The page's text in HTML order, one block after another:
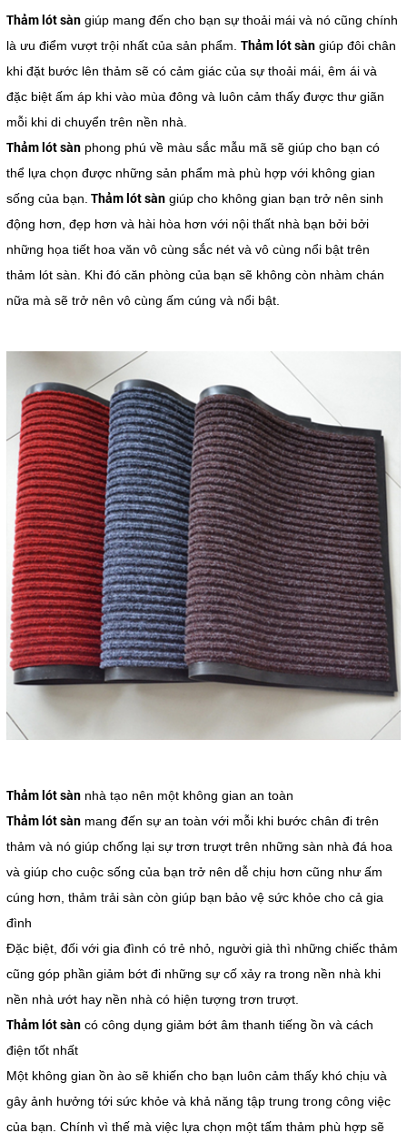
Thảm lót sàngiúp mang đến cho bạn sự thoải mái và nó cũng chính
là ưu điểm vượt trội nhất của sản phẩm. Thảm lót sàngiúp đôi chân
khi đặt bước lên thảm sẽ có cảm giác của sự thoải mái, êm ái và
đặc biệt ấm áp khi vào mùa đông và luôn cảm thấy được thư giãn
mỗi khi di chuyển trên nền nhà.
Thảm lót sànphong phú về màu sắc mẫu mã sẽ giúp cho bạn có
thể lựa chọn được những sản phẩm mà phù hợp với không gian
sống của bạn. Thảm lót sàngiúp cho không gian bạn trở nên sinh
động hơn, đẹp hơn và hài hòa hơn với nội thất nhà bạn bởi bởi
những họa tiết hoa văn vô cùng sắc nét và vô cùng nổi bật trên
thảm lót sàn. Khi đó căn phòng của bạn sẽ không còn nhàm chán
nữa mà sẽ trở nên vô cùng ấm cúng và nổi bật.
Thảm lót sànnhà tạo nên một không gian an toàn
Thảm lót sànmang đến sự an toàn với mỗi khi bước chân đi trên
thảm và nó giúp chống lại sự trơn trượt trên những sàn nhà đá hoa
và giúp cho cuộc sống của bạn trở nên dễ chịu hơn cũng như ấm
cúng hơn, thảm trải sàn còn giúp bạn bảo vệ sức khỏe cho cả gia
đình
Đặc biệt, đối với gia đình có trẻ nhỏ, người già thì những chiếc thảm
cũng góp phần giảm bớt đi những sự cố xảy ra trong nền nhà khi
nền nhà ướt hay nền nhà có hiện tượng trơn trượt.
Thảm lót sàncó công dụng giảm bớt âm thanh tiếng ồn và cách
điện tốt nhất
Một không gian ồn ào sẽ khiến cho bạn luôn cảm thấy khó chịu và
gây ảnh hưởng tới sức khỏe và khả năng tập trung trong công việc
của bạn. Chính vì thế mà việc lựa chọn một tấm thảm phù hợp sẽ